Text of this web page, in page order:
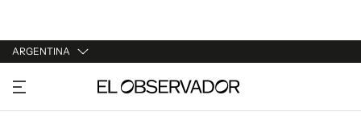
ARGENTINA
URUGUAY
ARGENTINA